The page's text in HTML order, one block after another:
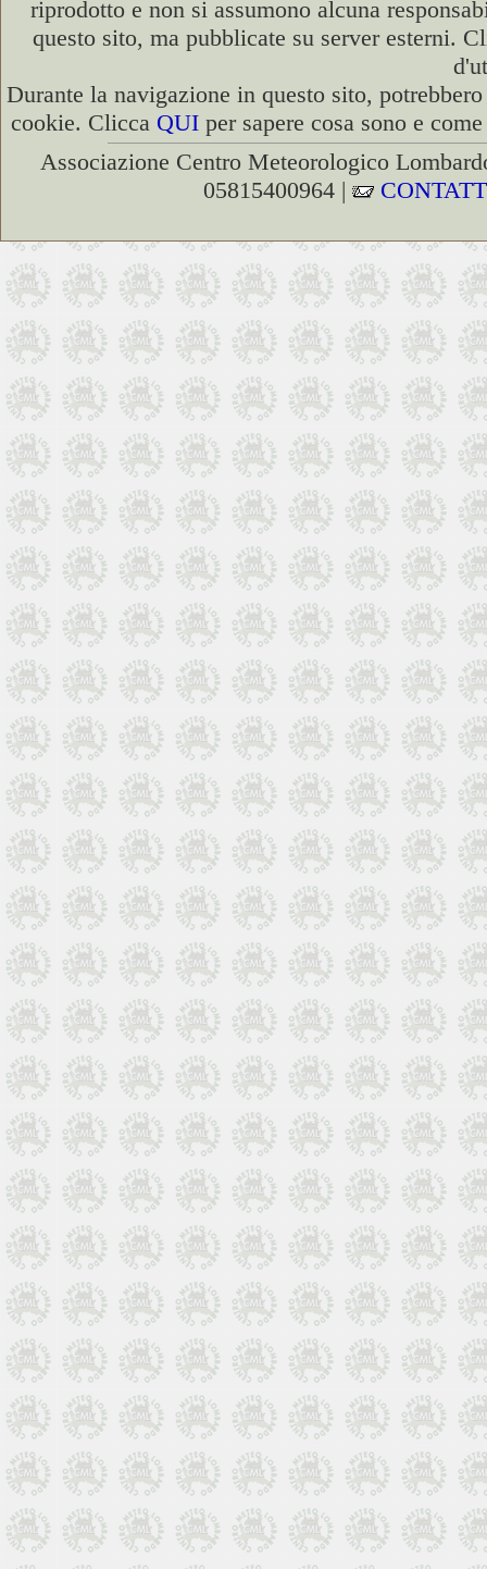
riprodotto e non si assumono alcuna
questo sito, ma pubblicate su server esterni.
Durante la navigazione in questo sito,
cookie. Clicca QUI per sapere cosa sono e
Associazione Centro Meteorologico
05815400964 |